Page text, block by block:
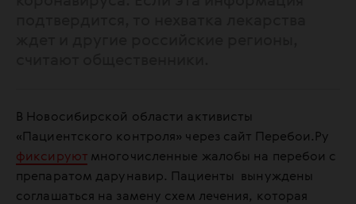
В Новосибирской области активисты
«Пациентского контроля» через сайт Перебои.Ру
фиксируютмногочисленные жалобы на перебои с
препаратом дарунавир. Пациенты вынуждены
соглашаться на замену схем лечения, которая